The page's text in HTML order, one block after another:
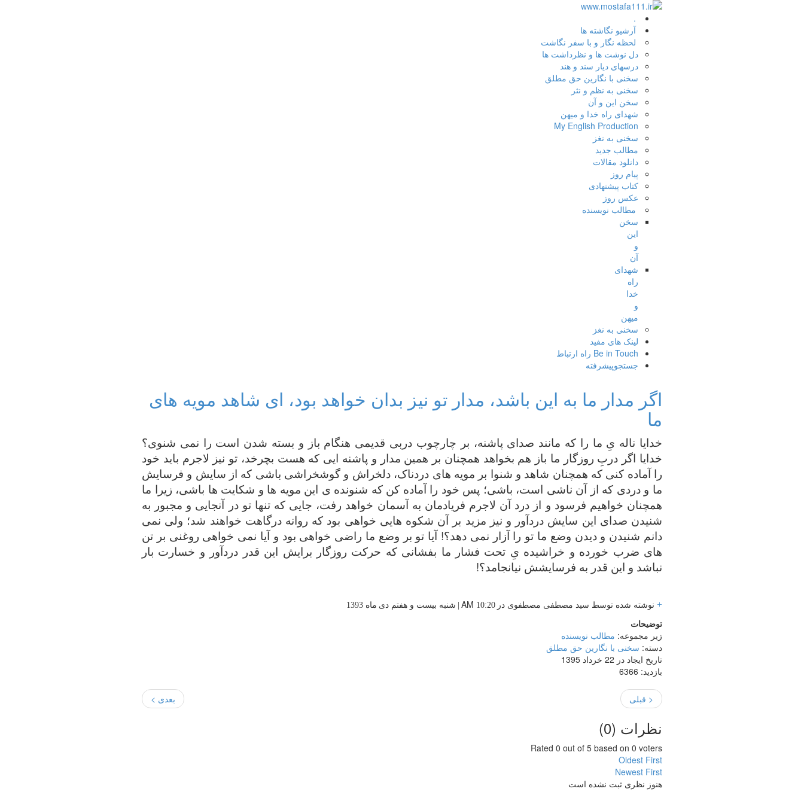
.
آرشیو نگاشته ها
لحظه نگار و با سفر نگاشت
دل نوشت ها و نظرداشت ها
درسهای دیار سند و هند
سخنی با نگارین حق مطلق
سخنی به نظم و نثر
سخن این و آن
شهدای راه خدا و میهن
My English Production
سخنی به نغز
مطالب جدید
دانلود مقالات
پیام روز
کتاب پیشنهادی
عکس روز
مطالب نویسنده
سخن
این
و
آن
شهدای
راه
خدا
و
میهن
سخنی به نغز
لینک های مفید
Be in Touch راه ارتباط
جستجوپیشرفته
اگر مدار ما به این باشد، مدار تو نیز بدان خواهد بود، ای شاهد مویه های
ما
خدایا ناله یِ ما را که مانند صدای پاشنه، بر چارچوب دربی قدیمی هنگام باز و بسته شدن است را نمی شنوی؟
خدایا اگر دربِ روزگار ما باز هم بخواهد همچنان بر همین مدار و پاشنه ایی که هست بچرخد، تو نیز لاجرم باید خود
را آماده کنی که همچنان شاهد و شنوا بر مویه های دردناک، دلخراش و گوشخراشی باشی که از سایش و فرسایش
ما و دردی که از آن ناشی است، باشی؛ پس خود را آماده کن که شنونده ی این مویه ها و شکایت ها باشی، زیرا ما
همچنان خواهیم فرسود و از درد آن لاجرم فریادمان به آسمان خواهد رفت، جایی که تنها تو در آنجایی و مجبور به
شنیدن صدای این سایش دردآور و نیز مزید بر آن شکوه هایی خواهی بود که روانه درگاهت خواهند شد؛ ولی نمی
دانم شنیدن و دیدن وضع ما تو را آزار نمی دهد؟! آیا تو بر وضع ما راضی خواهی بود و آیا نمی خواهی روغنی بر تن
های ضرب خورده و خراشیده یِ تحت فشار ما بفشانی که حرکت روزگار برایش این قدر دردآور و خسارت بار
نباشد و این قدر به فرسایشش نیانجامد؟!
+ نوشته شده توسط سید مصطفی مصطفوی در 10:20
AM شنبه بیست و هفتم دی ماه 1393
توضیحات
زیر مجموعه: مطالب نویسنده
دسته: سخنی با نگارین حق مطلق
تاریخ ایجاد در 22 خرداد 1395
بازدید: 6366
< قبلی بعدی >
نظرات (0
)
Rated 0 out of 5 based on 0 voters
Oldest First
Newest First
هنوز نظری ثبت نشده است